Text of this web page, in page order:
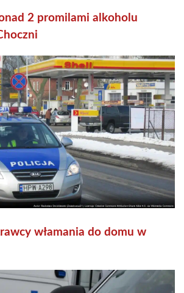
2 promilami alkoholu
włamania do domu w